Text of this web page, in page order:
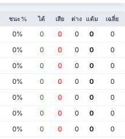
ชนะ % ได้ เสีย ต่าง แต้ม เฉลี่ย
0% 0 0 0 0
0
0% 0 0 0 0
0
0% 0 0 0 0
0
0% 0 0 0 0
0
0% 0 0 0 0
0
0% 0 0 0 0
0
0% 0 0 0 0
0